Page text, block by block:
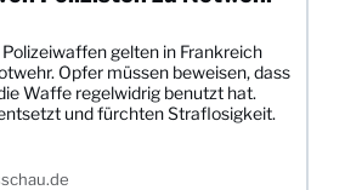
gelten in Frankreich
Opfer müssen beweisen, dass
Waffe regelwidrig benutzt hat.
und fürchten Straflosigkeit.